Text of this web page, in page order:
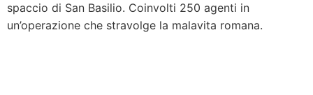
spaccio di San Basilio. Coinvolti 250 agenti in
un’operazione che stravolge la malavita romana.